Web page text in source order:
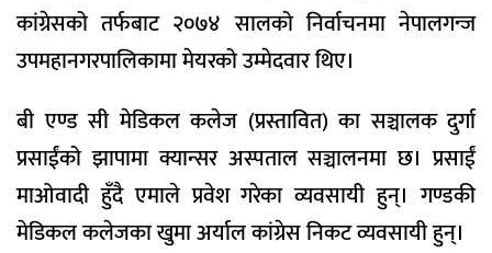
कांग्रेसको तर्फबाट २०७४ सालको निर्वाचनमा नेपालगन्ज
उपमहानगरपालिकामा मेयरको उम्मेदवार थिए।
बी एण्ड सी मेडिकल कलेज (प्रस्तावित) का सञ्चालक दुर्गा
प्रसाईंको झापामा क्यान्सर अस्पताल सञ्चालनमा छ। प्रसाईं
माओवादी हुँदै एमाले प्रवेश गरेका व्यवसायी हुन्। गण्डकी
मेडिकल कलेजका खुमा अर्याल कांग्रेस निकट व्यवसायी हुन्।